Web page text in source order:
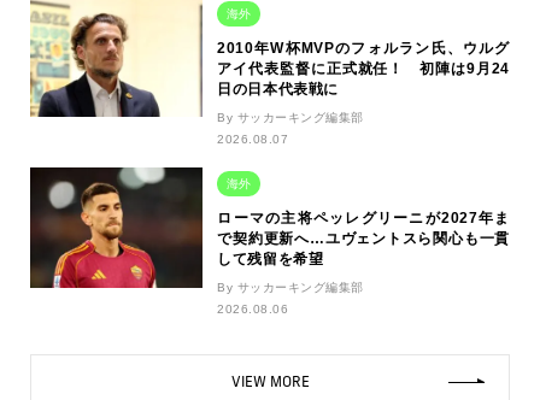
海外
2010年W杯MVPのフォルラン氏、ウルグ
アイ代表監督に正式就任！ 初陣は9月24
日の日本代表戦に
By サッカーキング編集部
2026.08.07
海外
ローマの主将ペッレグリーニが2027年ま
で契約更新へ…ユヴェントスら関心も一貫
して残留を希望
By サッカーキング編集部
2026.08.06
VIEW MORE